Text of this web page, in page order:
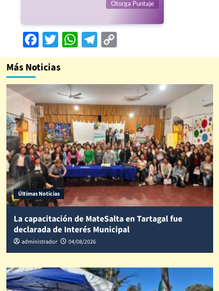
Otorga Puntaje
Facebook
Twitter
WhatsApp
Telegram
Copy
Link
Más Noticias
Últimas Noticias
La capacitación de MateSalta en Tartagal fue
declarada de Interés Municipal
administrador 04/08/2026